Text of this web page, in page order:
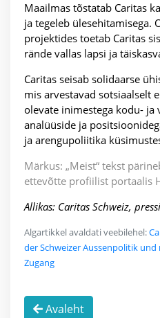
Maailmas tõstatab Caritas
ja tegeleb ülesehitamisega.
projektides toetab Caritas
rände vallas lapsi ja
Caritas seisab solidaarse
mis arvestavad sotsiaalselt
olevate inimestega kodu- ja
analüüside ja
ja arengupoliitika
Märkus: „Meist“ tekst
ettevõtte profiilist portaalis
Allikas: Caritas Schweiz,
Algartikkel avaldati veebilehel:
der Schweizer Aussenpolitik
Zugang
Avaleht